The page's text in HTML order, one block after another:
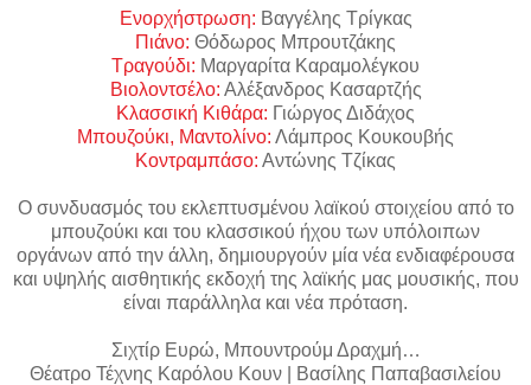
Ενορχήστρωση: Βαγγέλης Τρίγκας
Πιάνο: Θόδωρος Μπρουτζάκης
Τραγούδι: Μαργαρίτα Καραμολέγκου
Βιολοντσέλο: Αλέξανδρος Κασαρτζής
Κλασσική Κιθάρα: Γιώργος Διδάχος
Μπουζούκι, Μαντολίνο: Λάμπρος Κουκουβής
Κοντραμπάσο: Αντώνης Τζίκας
Ο συνδυασμός του εκλεπτυσμένου λαϊκού στοιχείου από το
μπουζούκι και του κλασσικού ήχου των υπόλοιπων
οργάνων από την άλλη, δημιουργούν μία νέα ενδιαφέρουσα
και υψηλής αισθητικής εκδοχή της λαϊκής μας μουσικής, που
είναι παράλληλα και νέα πρόταση.
Σιχτίρ Ευρώ, Μπουντρούμ Δραχμή…
Θέατρο Τέχνης Καρόλου Κουν | Βασίλης Παπαβασιλείου